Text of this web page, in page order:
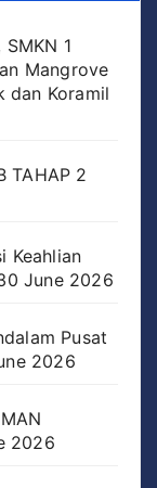
1
Mangrove
dan Koramil
TAHAP 2
Keahlian
June 2026
Pusat
2026
2026